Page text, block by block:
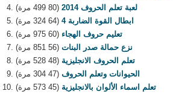
لعبة تعلم الحروف 2014
(80 499 مرة)
ابطال القوة الضاربة 4
(64 324 مرة)
تعليم حروف الهجاء (60 975 مرة)
نزع حمالة صدر البنات (56 851 مرة)
تعلم الحروف الانجليزية (48 528 مرة)
الحيوانات وتعلم الحروف (47 304 مرة)
تعلم اسماء الألوان بالانجليزية (45 573 مرة)